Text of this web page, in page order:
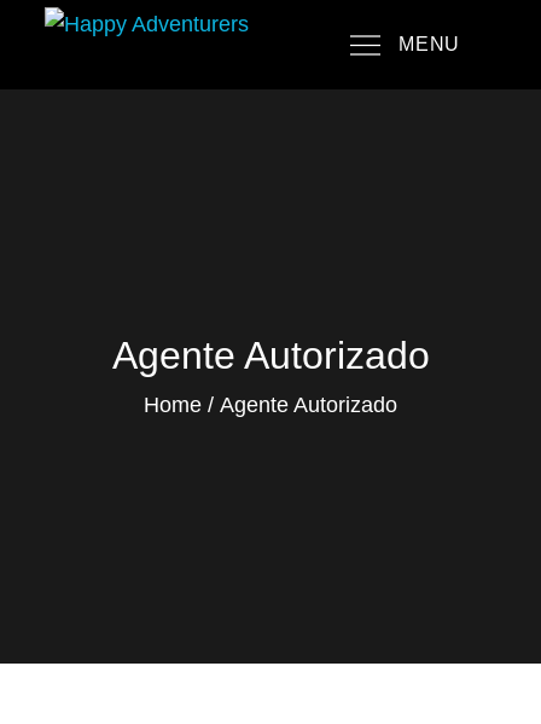
content
MENU
Agente Autorizado
Home Agente Autorizado